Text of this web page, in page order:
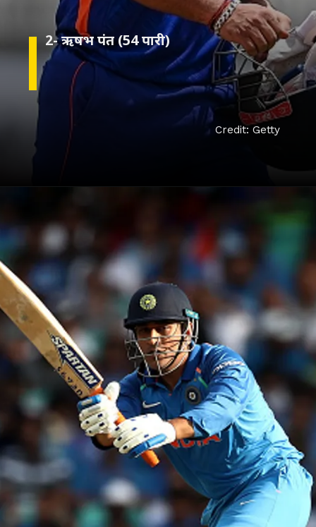
2- ऋषभ पंत (54 पारी)
Credit: Getty